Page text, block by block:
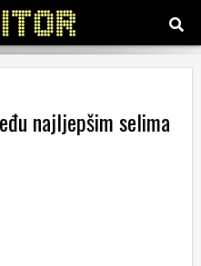
najljepšim selima